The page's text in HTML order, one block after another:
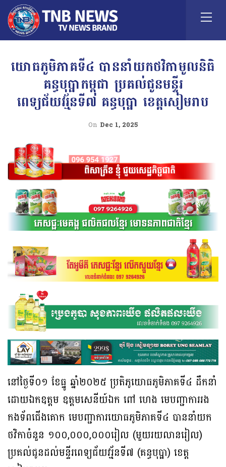
យោធភូមិភាគទី៤ បាននាំយកថវិកាមូលនិធិ
គន្ធបុប្ផាកម្ពុជា ប្រគល់ជូនមន្ទីរ
ពេទ្យជ័យវរ្ម័នទី៧ គន្ធបុប្ផា ខេត្តសៀមរាប
On Dec 1, 2025
នៅថ្ងៃទី០១ ខែធ្នូ ឆ្នាំ២០២៥ ប្រតិភូយោធភូមិភាគទី៤ ដឹកនាំ
ដោយឯកឧត្តម ឧត្តមសេនីយ៍ឯក ពៅ ហេង មេបញ្ជាការរង
កងទ័ពជើងគោក មេបញ្ជាការយោធភូមិភាគទី៤ បាននាំយក
ថវិកាចំនួន ១០០,០០០,០០០រៀល (មួយរយលានរៀល)
ប្រគល់ជូនដល់មន្ទីរពេទ្យជ័យវរ័្មនទី៧ (គន្ធបុប្ផា) ខេត្ត